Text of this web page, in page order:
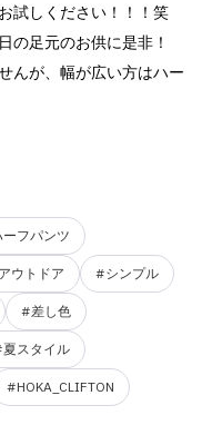
試しください！！！笑
の足元のお供に是非！
んが、幅が広い方はハー
フパンツ
ウトドア #シンプル
#差し色
スタイル
#HOKA_CLIFTON